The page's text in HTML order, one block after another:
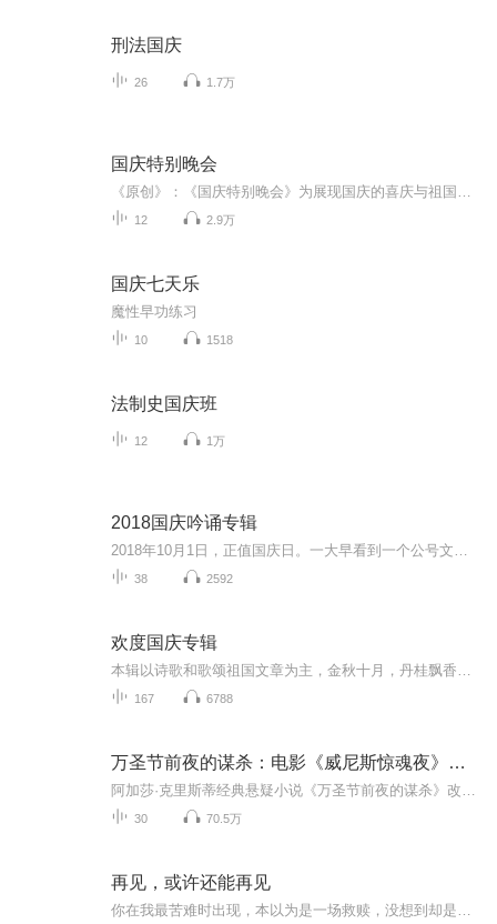
刑法国庆
26 1.7万
国庆特别晚会
12 2.9万
国庆七天乐
魔性早功练习
10 1518
法制史国庆班
12 1万
2018国庆吟诵专辑
38 2592
欢度国庆专辑
167 6788
万圣节前夜的谋杀：电影《威尼斯惊魂夜》原著丨阿加莎
30 70.5万
再见，或许还能再见